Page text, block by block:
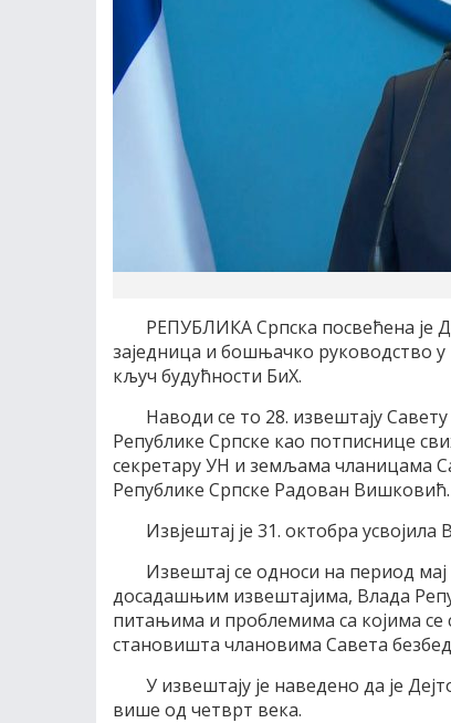
РЕПУБЛИКА Српска посвећена је
заједница и бошњачко руководство у
кључ будућности БиХ.
Наводи се то 28. извештају
Републике Српске као потписнице
секретару УН и земљама чланицама
Републике Српске Радован Вишковић.
Извјештај је 31. октобра
Извештај се односи на период
досадашњим извештајима, Влада
питањима и проблемима са којима се
становишта члановима Савета
У извештају је наведено да је
више од четврт века.